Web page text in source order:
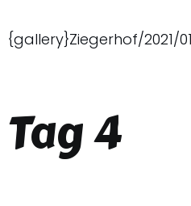
{gallery}Ziegerhof/2021/
Tag 4